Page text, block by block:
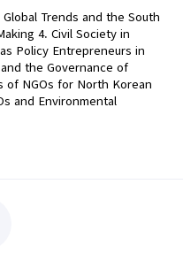
Trends and the South
4. Civil Society in
Policy Entrepreneurs in
the Governance of
of NGOs for North Korean
and Environmental